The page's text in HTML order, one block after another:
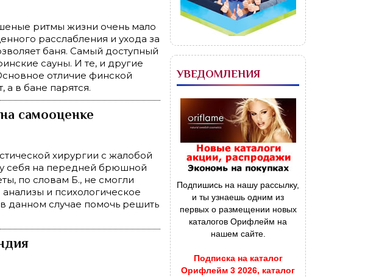
ритмы жизни очень мало
расслабления и ухода за
баня. Самый доступный
сауны. И те, и другие
отличие финской
а в бане парятся.
самооценке
хирургии с жалобой
себя на передней брюшной
по словам Б., не смогли
и психологическое
данном случае помочь решить
УВЕДОМЛЕНИЯ
Подпишись на нашу рассылку,
и ты узнаешь одним из
первых о размещении новых
каталогов Орифлейм на
нашем сайте.
Подписка на каталог
Орифлейм 3 2026, каталог